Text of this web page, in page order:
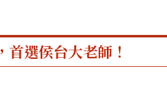
選侯台大老師！